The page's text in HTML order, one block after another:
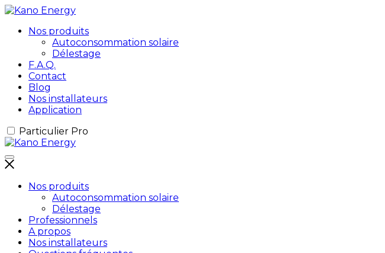
Nos produits
Autoconsommation solaire
Délestage
F.A.Q.
Contact
Blog
Nos installateurs
Application
Particulier Pro
Nos produits
Autoconsommation solaire
Délestage
Professionnels
A propos
Nos installateurs